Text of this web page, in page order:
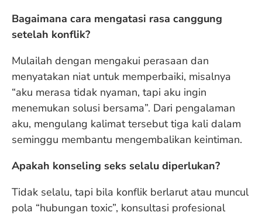
Bagaimana cara mengatasi rasa canggung
setelah konflik?
Mulailah dengan mengakui perasaan dan
menyatakan niat untuk memperbaiki, misalnya
“aku merasa tidak nyaman, tapi aku ingin
menemukan solusi bersama”. Dari pengalaman
aku, mengulang kalimat tersebut tiga kali dalam
seminggu membantu mengembalikan keintiman.
Apakah konseling seks selalu diperlukan?
Tidak selalu, tapi bila konflik berlarut atau muncul
pola “hubungan toxic”, konsultasi profesional